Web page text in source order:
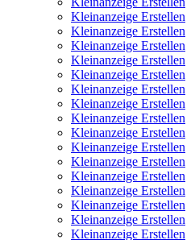
Kleinanzeige Erstellen
Kleinanzeige Erstellen
Kleinanzeige Erstellen
Kleinanzeige Erstellen
Kleinanzeige Erstellen
Kleinanzeige Erstellen
Kleinanzeige Erstellen
Kleinanzeige Erstellen
Kleinanzeige Erstellen
Kleinanzeige Erstellen
Kleinanzeige Erstellen
Kleinanzeige Erstellen
Kleinanzeige Erstellen
Kleinanzeige Erstellen
Kleinanzeige Erstellen
Kleinanzeige Erstellen